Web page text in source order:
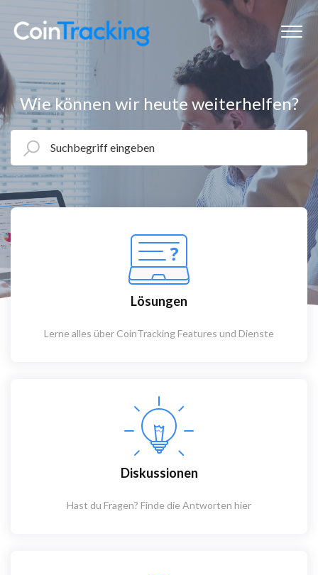
Wie können wir heute weiterhelfen?
Lösungen
Lerne alles über CoinTracking Features und Dienste
Diskussionen
Hast du Fragen? Finde die Antworten hier